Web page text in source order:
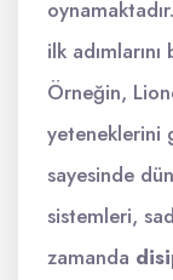
ilk
Örneğin,
yeteneklerini
sayesinde
sistemleri,
zamanda